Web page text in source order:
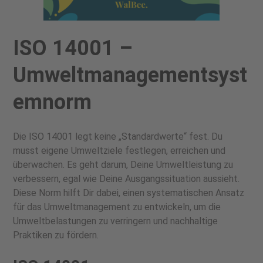
ISO 14001 –
Umweltmanagementsyst
emnorm
Die ISO 14001 legt keine „Standardwerte“ fest. Du
musst eigene Umweltziele festlegen, erreichen und
überwachen. Es geht darum, Deine Umweltleistung zu
verbessern, egal wie Deine Ausgangssituation aussieht.
Diese Norm hilft Dir dabei, einen systematischen Ansatz
für das Umweltmanagement zu entwickeln, um die
Umweltbelastungen zu verringern und nachhaltige
Praktiken zu fördern.